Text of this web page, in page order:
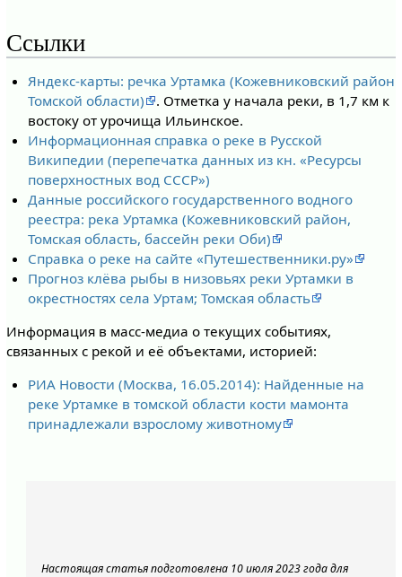
Ссылки
Яндекс-карты: речка Уртамка (Кожевниковский район
Томской области)
. Отметка у начала реки, в 1,7 км к
востоку от урочища Ильинское.
Информационная справка о реке в Русской
Википедии (перепечатка данных из кн. «Ресурсы
поверхностных вод СССР»)
Данные российского государственного водного
реестра: река Уртамка (Кожевниковский район,
Томская область, бассейн реки Оби)
Справка о реке на сайте «Путешественники.ру»
Прогноз клёва рыбы в низовьях реки Уртамки в
окрестностях села Уртам; Томская область
Информация в масс-медиа о текущих событиях,
связанных с рекой и её объектами, историей:
РИА Новости (Москва, 16.05.2014): Найденные на
реке Уртамке в томской области кости мамонта
принадлежали взрослому животному
Настоящая статья подготовлена 10 июля 2023 года для